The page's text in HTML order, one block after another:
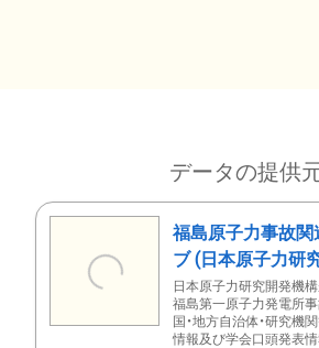
データの提供
福島原子力事故関
ブ (日本原子力研
日本原子力研究開発機
福島第一原子力発電所
国・地方自治体・研究機
情報及び学会口頭発表情